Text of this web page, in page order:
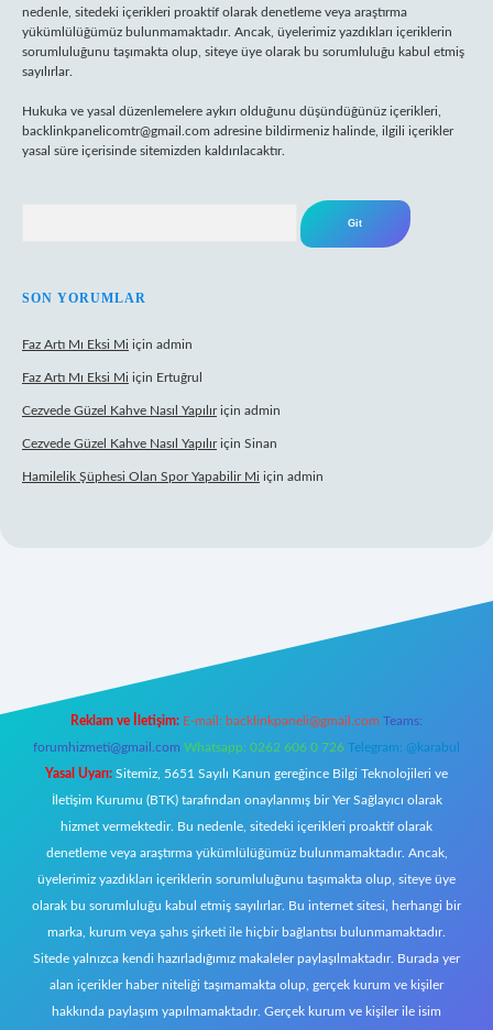
nedenle, sitedeki içerikleri proaktif olarak denetleme veya araştırma
yükümlülüğümüz bulunmamaktadır. Ancak, üyelerimiz yazdıkları içeriklerin
sorumluluğunu taşımakta olup, siteye üye olarak bu sorumluluğu kabul etmiş
sayılırlar.
Hukuka ve yasal düzenlemelere aykırı olduğunu düşündüğünüz içerikleri,
backlinkpanelicomtr@gmail.com adresine bildirmeniz halinde, ilgili içerikler
yasal süre içerisinde sitemizden kaldırılacaktır.
SON YORUMLAR
Faz Artı Mı Eksi Mi için admin
Faz Artı Mı Eksi Mi için Ertuğrul
Cezvede Güzel Kahve Nasıl Yapılıriçin admin
Cezvede Güzel Kahve Nasıl Yapılıriçin Sinan
Hamilelik Şüphesi Olan Spor Yapabilir Mi için admin
betexper.xyz
Reklam ve İletişim: E-mail: backlinkpaneli@gmail.com Teams:
forumhizmeti@gmail.com Whatsapp: 0262 606 0 726 Telegram: @karabul
Yasal Uyarı: Sitemiz, 5651 Sayılı Kanun gereğince Bilgi Teknolojileri ve
İletişim Kurumu (BTK) tarafından onaylanmış bir Yer Sağlayıcı olarak
hizmet vermektedir. Bu nedenle, sitedeki içerikleri proaktif olarak
denetleme veya araştırma yükümlülüğümüz bulunmamaktadır. Ancak,
üyelerimiz yazdıkları içeriklerin sorumluluğunu taşımakta olup, siteye üye
olarak bu sorumluluğu kabul etmiş sayılırlar. Bu internet sitesi, herhangi bir
marka, kurum veya şahıs şirketi ile hiçbir bağlantısı bulunmamaktadır.
Sitede yalnızca kendi hazırladığımız makaleler paylaşılmaktadır. Burada yer
alan içerikler haber niteliği taşımamakta olup, gerçek kurum ve kişiler
hakkında paylaşım yapılmamaktadır. Gerçek kurum ve kişiler ile isim